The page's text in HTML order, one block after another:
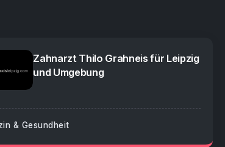
Zahnarzt Thilo Grahneis für Leipzig
und Umgebung
& Gesundheit